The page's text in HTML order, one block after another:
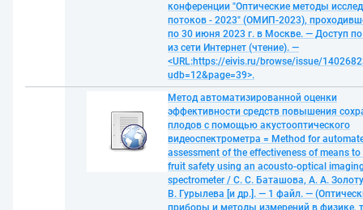
конференции "Оптические методы
потоков - 2023" (ОМИП-2023),
по 30 июня 2023 г. в Москве. — Доступ
из сети Интернет (чтение). —
<URL:https://eivis.ru/browse/issue/
udb=12&page=39>.
Метод автоматизированной оценки
эффективности средств повышения
плодов с помощью акустооптического
видеоспектрометра = Method for
assessment of the effectiveness of means to
fruit safety using an acousto-optical
spectrometer / С. С. Баташова, А. А.
В. Гурылева [и др.]. — 1 файл. —
приборы и методы измерений в физике,